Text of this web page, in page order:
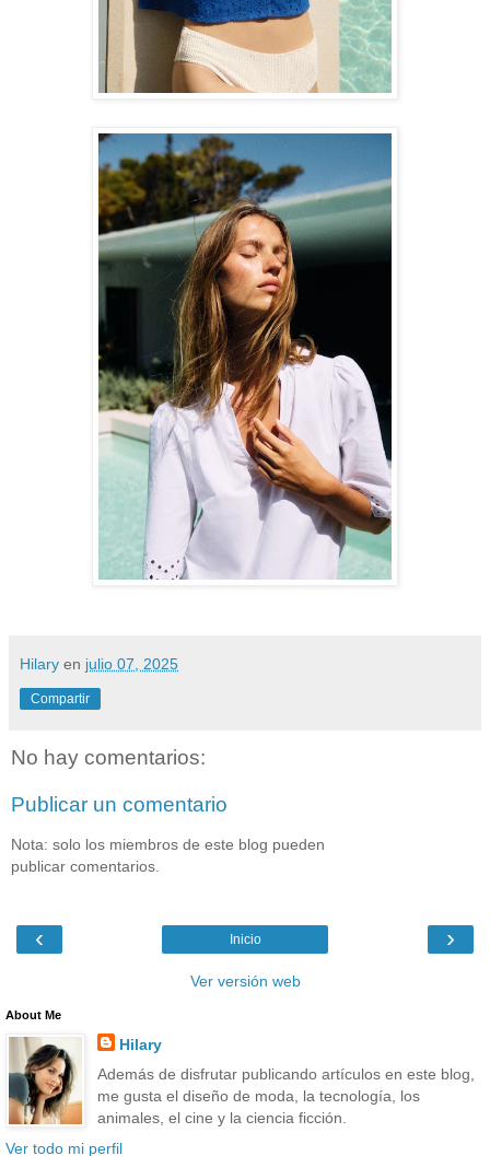
Hilary en julio 07, 2025
Compartir
No hay comentarios:
Publicar un comentario
Nota: solo los miembros de este blog pueden
publicar comentarios.
‹ ›
Inicio
Ver versión web
About Me
Hilary
Además de disfrutar publicando artículos en este blog,
me gusta el diseño de moda, la tecnología, los
animales, el cine y la ciencia ficción.
Ver todo mi perfil